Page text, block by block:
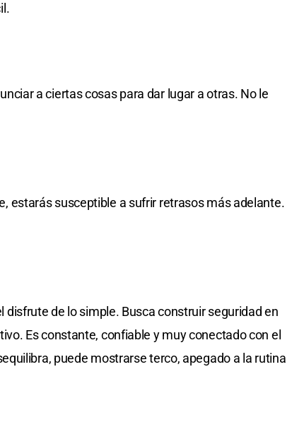
a ciertas cosas para dar lugar a otras. No le
estarás susceptible a sufrir retrasos más adelante.
de lo simple. Busca construir seguridad en
Es constante, confiable y muy conectado con el
puede mostrarse terco, apegado a la rutina